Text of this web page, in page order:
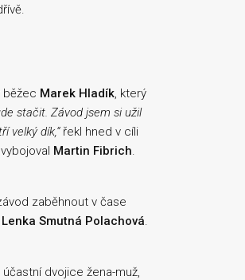
běžec Marek Hladík, který
stačit. Závod jsem si užil
velký dík,“řekl hned v cíli
Martin Fibrich.
zaběhnout v čase
Lenka Smutná Polachová.
dvojice žena-muž,